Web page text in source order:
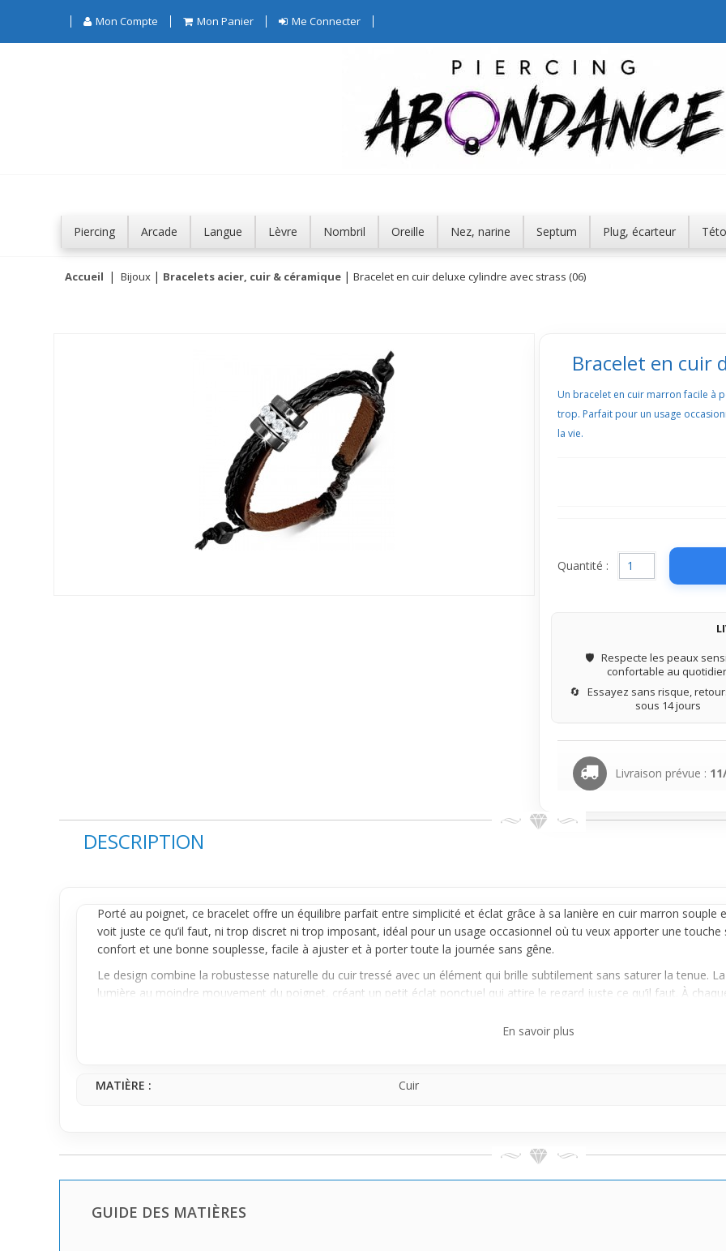
Mon Compte Mon Panier Me Connecter
Piercing Arcade Langue Lèvre Nombril Oreille Nez, narine Septum Plug, écarteur
Accueil Bijoux Bracelets acier, cuir & céramique Bracelet en cuir deluxe cylindre avec strass (06)
Bracelet en cuir
Un bracelet en cuir marron facile à
trop. Parfait pour un usage
la vie.
Quantité :
🛡️ Respecte les peaux
confortable au
🔄 Essayez sans risque,
sous 14 jours
Livraison prévue :
DESCRIPTION
Porté au poignet, ce braceletoffre un équilibre parfait entre simplicité et éclat grâce à sa lanière en cuir marron souple
voit juste ce qu’il faut, ni trop discret ni trop imposant, idéal pour un usage occasionnel où tu veux apporter une
confort et une bonne souplesse, facile à ajuster et à porter toute la journée sans gêne.
Le design combine la robustesse naturelle du cuir tressé avec un élément qui brille subtilement sans saturer la tenue.
lumière au moindre mouvement du poignet, créant un petit éclat ponctuel qui attire le regard juste ce qu’il faut. À
C’est un accessoire pratique qui s’accorde facilement avec des tenues casual ou un peu plus travaillées, pour ceux qui
En savoir plus
MATIÈRE : Cuir
GUIDE DES MATIÈRES